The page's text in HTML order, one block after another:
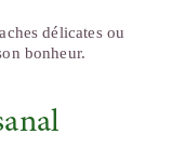
délicates ou
bonheur.